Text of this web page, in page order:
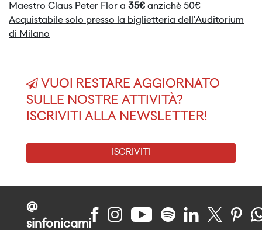
Maestro Claus Peter Flor a 35€ anzichè 50€
Acquistabile solo presso la biglietteria dell'Auditorium
di Milano
VUOI RESTARE AGGIORNATO
SULLE NOSTRE ATTIVITÀ?
ISCRIVITI ALLA NEWSLETTER!
ISCRIVITI
@
sinfonicami